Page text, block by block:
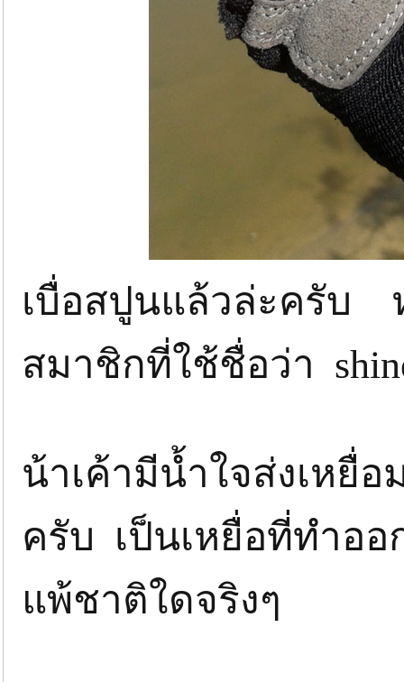
เบื่อสปูนแล้วล่ะครับ
สมาชิกที่ใช้ชื่อว่า
น้าเค้ามีน้ำใจส่งเหยื่
ครับ เป็นเหยื่อที่ทำอ
แพ้ชาติใดจริงๆ